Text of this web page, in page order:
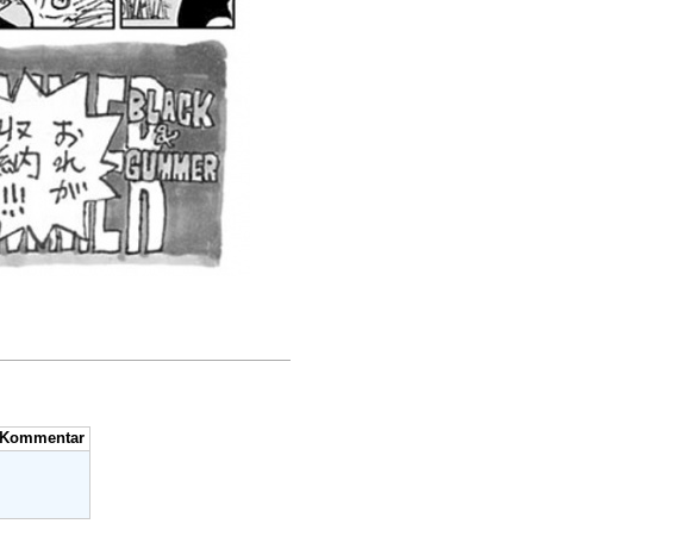
Kommentar